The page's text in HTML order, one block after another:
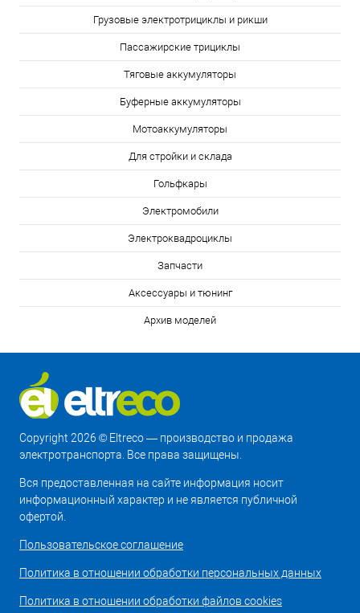
Грузовые электротрициклы и рикши
Пассажирские трициклы
Тяговые аккумуляторы
Буферные аккумуляторы
Мотоаккумуляторы
Для стройки и склада
Гольфкары
Электромобили
Электроквадроциклы
Запчасти
Аксессуары и тюнинг
Архив моделей
Copyright 2026 © Eltreco — производство и продажа
электротранспорта. Все права защищены.
Вся предоставленная на сайте информация носит
информационный характер и не является публичной
офертой.
Пользовательское соглашение
Политика в отношении обработки персональных данных
Политика в отношении обработки файлов cookies